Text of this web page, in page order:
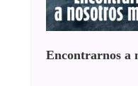
Encontrarnos a